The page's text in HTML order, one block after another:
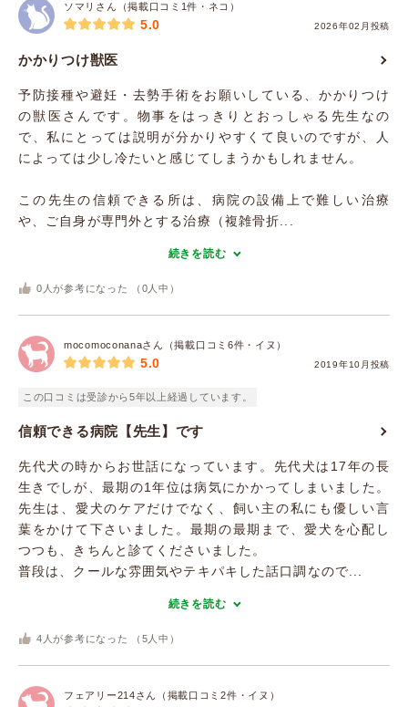
ソマリさん（掲載口コミ1件・ネコ）
2026年02月投稿
5.0
かかりつけ獣医
予防接種や避妊・去勢手術をお願いしている、かかりつけ
の獣医さんです。物事をはっきりとおっしゃる先生なの
で、私にとっては説明が分かりやすくて良いのですが、人
によっては少し冷たいと感じてしまうかもしれません。
この先生の信頼できる所は、病院の設備上で難しい治療
や、ご自身が専門外とする治療（複雑骨折...
続きを読む
0 人が参考になった （ 0 人中）
mocomoconanaさん（掲載口コミ6件・イヌ）
2019年10月投稿
5.0
この口コミは受診から5年以上経過しています。
信頼できる病院【先生】です
先代犬の時からお世話になっています。先代犬は17年の長
生きでしが、最期の1年位は病気にかかってしまいました。
先生は、愛犬のケアだけでなく、飼い主の私にも優しい言
葉をかけて下さいました。最期の最期まで、愛犬を心配し
つつも、きちんと診てくださいました。
普段は、クールな雰囲気やテキパキした話口調なので...
続きを読む
4 人が参考になった （ 5 人中）
フェアリー214さん（掲載口コミ2件・イヌ）